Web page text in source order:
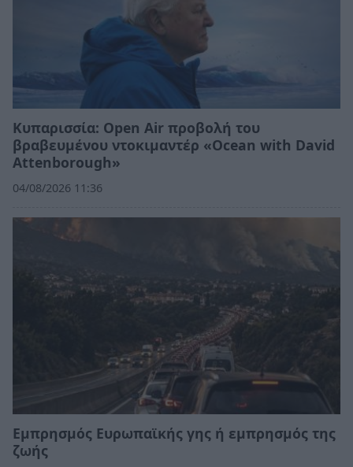
Κυπαρισσία: Open Air προβολή του
βραβευμένου ντοκιμαντέρ «Ocean with David
Attenborough»
04/08/2026 11:36
Εμπρησμός Ευρωπαϊκής γης ή εμπρησμός της
ζωής